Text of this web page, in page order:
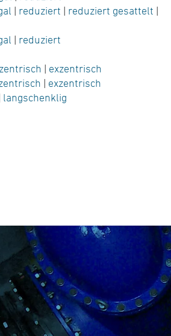
| reduziert | reduziert gesattelt |
| reduziert
zentrisch | exzentrisch
| exzentrisch
langschenklig